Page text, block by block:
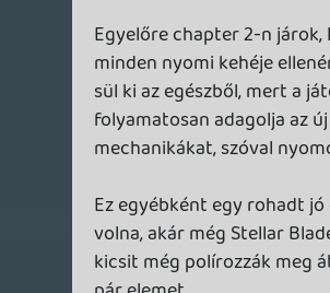
helyszín meg jelenet eközben tök szép,
szóval fura. A gameplay semmi extra, kb
egy csóben kell egyenesen menni a
világító cél felé, közben le kell verni pár
ellenfelet. A harc full basic. Amit utálok
még, hogy nincs semmilyen accessibility
beállítás a játékban (pedig ez manapság
mérete nem változtatható, így a
mikroszkopikus méretű szövegeket kell
bogarászni a kép alsó 1%-ában.
Picit többet vártam ettől a nagy nevű